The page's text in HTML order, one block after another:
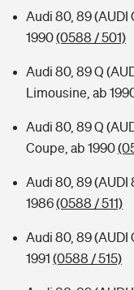
Audi 80, 89 (AUDI
1990(0588 / 501)
Audi 80, 89 Q
Limousine, ab
Audi 80, 89 Q
Coupe, ab 1990
Audi 80, 89 (AUDI
1986(0588 / 511)
Audi 80, 89 (AUDI
1991 (0588 / 515)